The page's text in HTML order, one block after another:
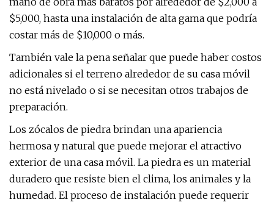
$5,000, hasta una instalación de alta gama que podría
costar más de $10,000 o más.
También vale la pena señalar que puede haber costos
adicionales si el terreno alrededor de su casa móvil
no está nivelado o si se necesitan otros trabajos de
preparación.
Los zócalos de piedra brindan una apariencia
hermosa y natural que puede mejorar el atractivo
exterior de una casa móvil. La piedra es un material
duradero que resiste bien el clima, los animales y la
humedad. El proceso de instalación puede requerir